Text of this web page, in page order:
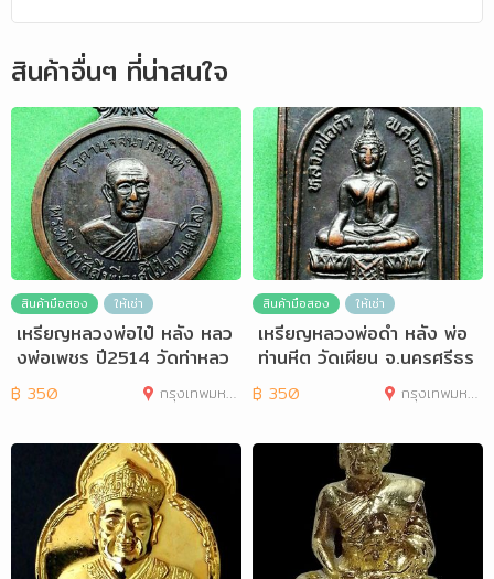
สินค้าอื่นๆ ที่น่าสนใจ
สินค้ามือสอง ให้เช่า
เหรียญหลวงพ่อไป๋ หลัง หลว
งพ่อเพชร ปี2514 วัดท่าหลว
ง จ.พิจิตร
฿ 350 กรุงเทพมหานคร
สินค้ามือสอง ให้เช่า
เหรียญหลวงพ่อดำ หลัง พ่อ
ท่านหีต วัดเผียน จ.นครศรีธร
รมราช
฿ 350 กรุงเทพมหานคร